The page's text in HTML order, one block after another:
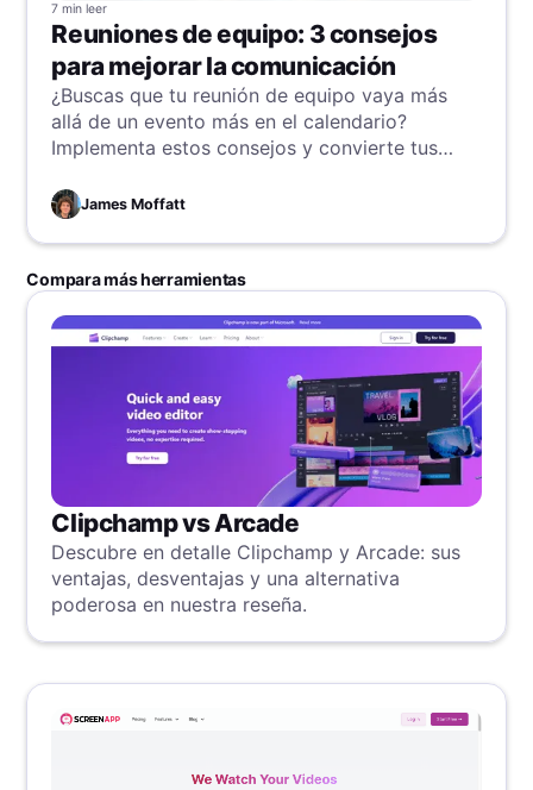
7 min leer
Reuniones de equipo: 3 consejos
para mejorar la comunicación
¿Buscas que tu reunión de equipo vaya más
allá de un evento más en el calendario?
Implementa estos consejos y convierte tus
efectivos.
James Moffatt
Compara más herramientas
Clipchamp vs Arcade
Descubre en detalle Clipchamp y Arcade: sus
ventajas, desventajas y una alternativa
poderosa en nuestra reseña.